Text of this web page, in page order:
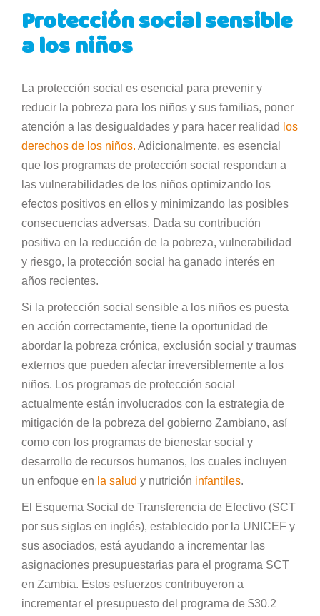
Protección social sensible
a los niños
La protección social es esencial para prevenir y
reducir la pobreza para los niños y sus familias, poner
atención a las desigualdades y para hacer realidad los
derechos de los niños. Adicionalmente, es esencial
que los programas de protección social respondan a
las vulnerabilidades de los niños optimizando los
efectos positivos en ellos y minimizando las posibles
consecuencias adversas. Dada su contribución
positiva en la reducción de la pobreza, vulnerabilidad
y riesgo, la protección social ha ganado interés en
años recientes.
Si la protección social sensible a los niños es puesta
en acción correctamente, tiene la oportunidad de
abordar la pobreza crónica, exclusión social y traumas
externos que pueden afectar irreversiblemente a los
niños. Los programas de protección social
actualmente están involucrados con la estrategia de
mitigación de la pobreza del gobierno Zambiano, así
como con los programas de bienestar social y
desarrollo de recursos humanos, los cuales incluyen
un enfoque en la salud y nutrición infantiles.
El Esquema Social de Transferencia de Efectivo (SCT
por sus siglas en inglés), establecido por la UNICEF y
sus asociados, está ayudando a incrementar las
asignaciones presupuestarias para el programa SCT
en Zambia. Estos esfuerzos contribuyeron a
incrementar el presupuesto del programa de $30.2